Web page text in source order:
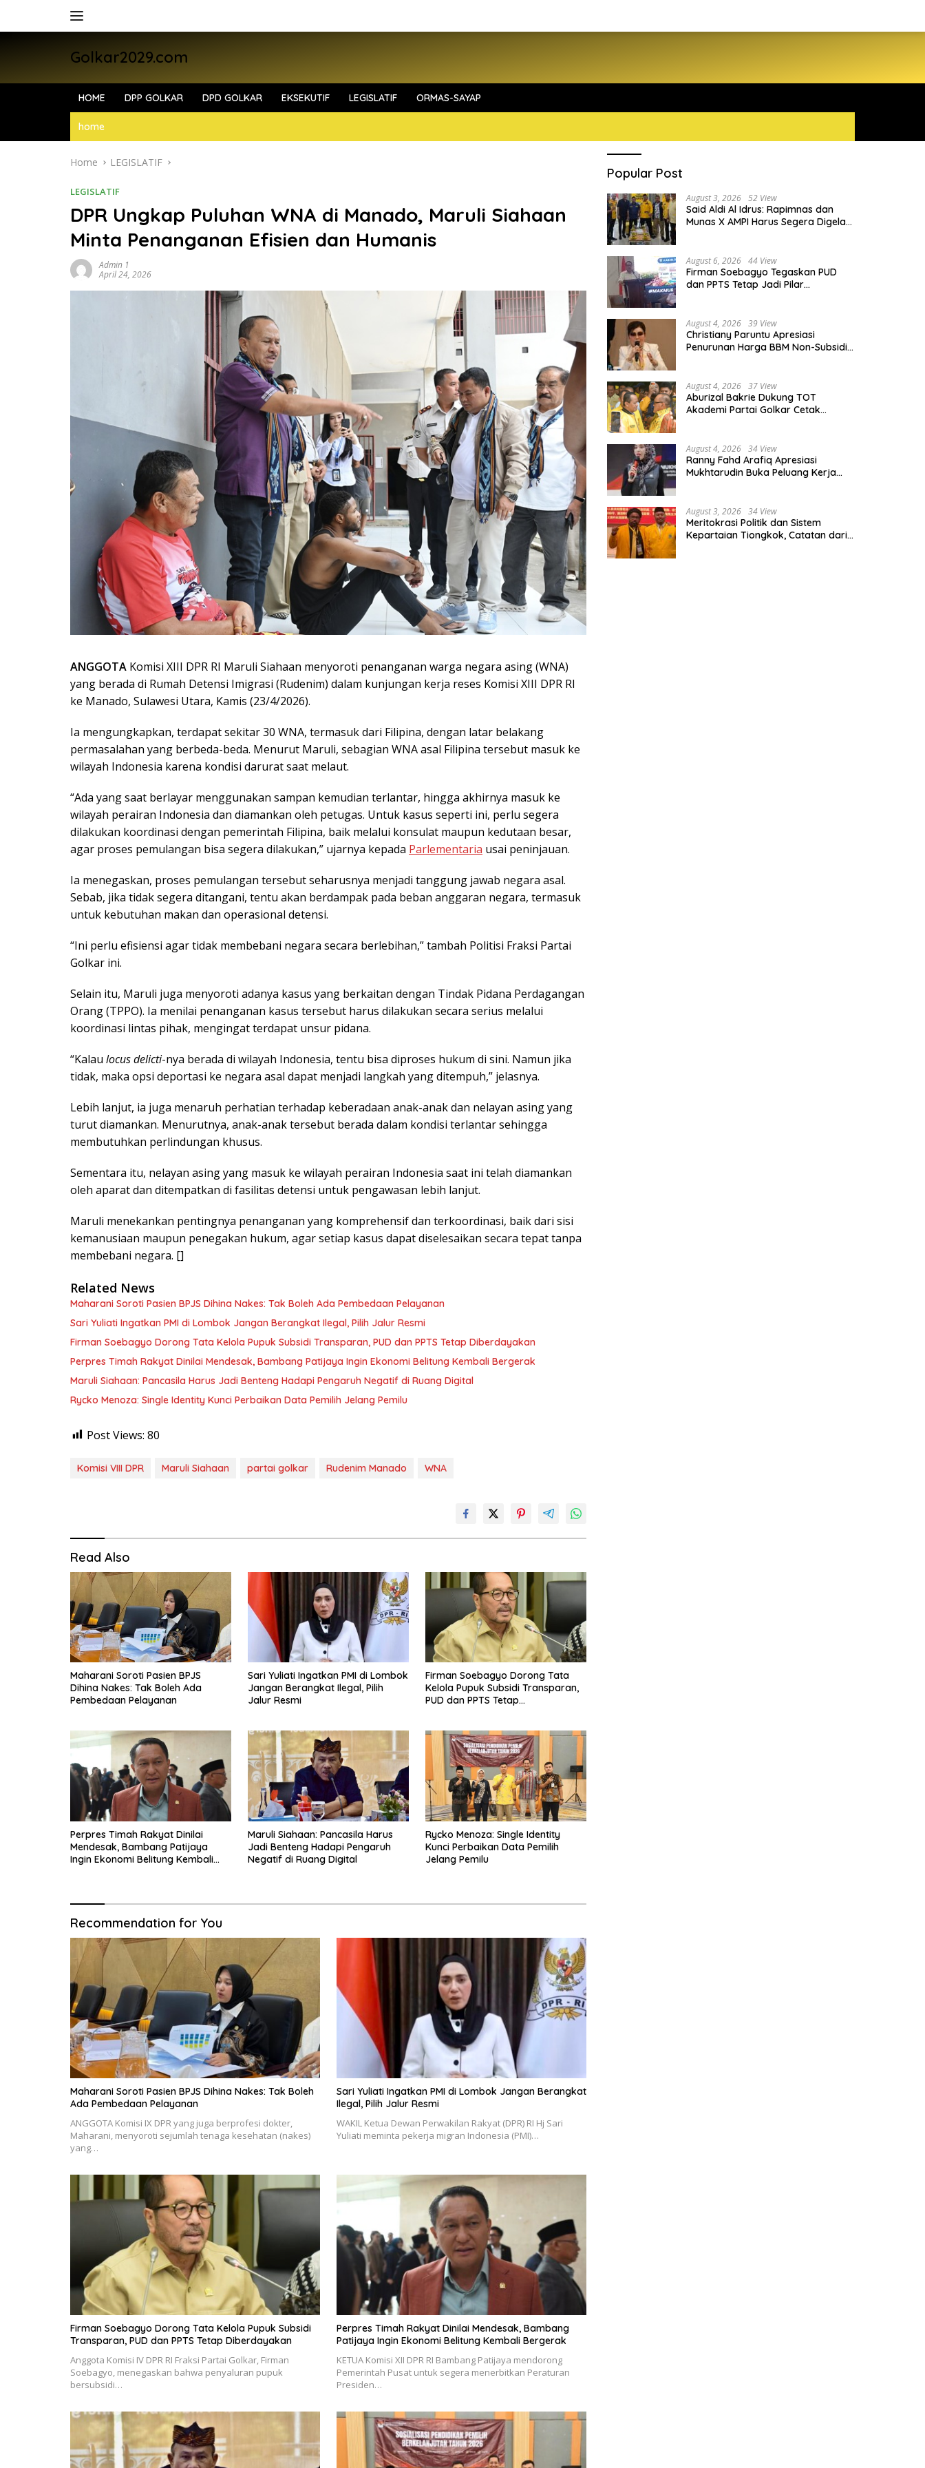
Golkar2029.com
HOME DPP GOLKAR DPD GOLKAR EKSEKUTIF LEGISLATIF ORMAS-SAYAP
home
Home LEGISLATIF
LEGISLATIF
DPR Ungkap Puluhan WNA di Manado, Maruli Siahaan
Minta Penanganan Efisien dan Humanis
Admin 1
April 24, 2026
ANGGOTA Komisi XIII DPR RI Maruli Siahaan menyoroti penanganan warga negara asing (WNA)
yang berada di Rumah Detensi Imigrasi (Rudenim) dalam kunjungan kerja reses Komisi XIII DPR RI
ke Manado, Sulawesi Utara, Kamis (23/4/2026).
Ia mengungkapkan, terdapat sekitar 30 WNA, termasuk dari Filipina, dengan latar belakang
permasalahan yang berbeda-beda. Menurut Maruli, sebagian WNA asal Filipina tersebut masuk ke
wilayah Indonesia karena kondisi darurat saat melaut.
“Ada yang saat berlayar menggunakan sampan kemudian terlantar, hingga akhirnya masuk ke
wilayah perairan Indonesia dan diamankan oleh petugas. Untuk kasus seperti ini, perlu segera
dilakukan koordinasi dengan pemerintah Filipina, baik melalui konsulat maupun kedutaan besar,
agar proses pemulangan bisa segera dilakukan,” ujarnya kepada Parlementaria usai peninjauan.
Ia menegaskan, proses pemulangan tersebut seharusnya menjadi tanggung jawab negara asal.
Sebab, jika tidak segera ditangani, tentu akan berdampak pada beban anggaran negara, termasuk
untuk kebutuhan makan dan operasional detensi.
“Ini perlu efisiensi agar tidak membebani negara secara berlebihan,” tambah Politisi Fraksi Partai
Golkar ini.
Selain itu, Maruli juga menyoroti adanya kasus yang berkaitan dengan Tindak Pidana Perdagangan
Orang (TPPO). Ia menilai penanganan kasus tersebut harus dilakukan secara serius melalui
koordinasi lintas pihak, mengingat terdapat unsur pidana.
“Kalau locus delicti-nya berada di wilayah Indonesia, tentu bisa diproses hukum di sini. Namun jika
tidak, maka opsi deportasi ke negara asal dapat menjadi langkah yang ditempuh,” jelasnya.
Lebih lanjut, ia juga menaruh perhatian terhadap keberadaan anak-anak dan nelayan asing yang
turut diamankan. Menurutnya, anak-anak tersebut berada dalam kondisi terlantar sehingga
membutuhkan perlindungan khusus.
Sementara itu, nelayan asing yang masuk ke wilayah perairan Indonesia saat ini telah diamankan
oleh aparat dan ditempatkan di fasilitas detensi untuk pengawasan lebih lanjut.
Maruli menekankan pentingnya penanganan yang komprehensif dan terkoordinasi, baik dari sisi
kemanusiaan maupun penegakan hukum, agar setiap kasus dapat diselesaikan secara tepat tanpa
membebani negara. []
Related News
Maharani Soroti Pasien BPJS Dihina Nakes: Tak Boleh Ada Pembedaan Pelayanan
Sari Yuliati Ingatkan PMI di Lombok Jangan Berangkat Ilegal, Pilih Jalur Resmi
Firman Soebagyo Dorong Tata Kelola Pupuk Subsidi Transparan, PUD dan PPTS Tetap Diberdayakan
Perpres Timah Rakyat Dinilai Mendesak, Bambang Patijaya Ingin Ekonomi Belitung Kembali Bergerak
Maruli Siahaan: Pancasila Harus Jadi Benteng Hadapi Pengaruh Negatif di Ruang Digital
Rycko Menoza: Single Identity Kunci Perbaikan Data Pemilih Jelang Pemilu
Post Views: 80
Komisi VIII DPR Maruli Siahaan partai golkar Rudenim Manado WNA
Read Also
Maharani Soroti Pasien BPJS
Dihina Nakes: Tak Boleh Ada
Pembedaan Pelayanan
Sari Yuliati Ingatkan PMI di Lombok
Jangan Berangkat Ilegal, Pilih
Jalur Resmi
Firman Soebagyo Dorong Tata
Kelola Pupuk Subsidi Transparan,
PUD dan PPTS Tetap
Perpres Timah Rakyat Dinilai
Mendesak, Bambang Patijaya
Ingin Ekonomi Belitung Kembali
Maruli Siahaan: Pancasila Harus
Jadi Benteng Hadapi Pengaruh
Negatif di Ruang Digital
Rycko Menoza: Single Identity
Kunci Perbaikan Data Pemilih
Jelang Pemilu
Recommendation for You
Maharani Soroti Pasien BPJS Dihina Nakes: Tak Boleh
Ada Pembedaan Pelayanan
ANGGOTA Komisi IX DPR yang juga berprofesi dokter,
Maharani, menyoroti sejumlah tenaga kesehatan (nakes)
yang…
Sari Yuliati Ingatkan PMI di Lombok Jangan Berangkat
Ilegal, Pilih Jalur Resmi
WAKIL Ketua Dewan Perwakilan Rakyat (DPR) RI Hj Sari
Yuliati meminta pekerja migran Indonesia (PMI)…
Firman Soebagyo Dorong Tata Kelola Pupuk Subsidi
Transparan, PUD dan PPTS Tetap Diberdayakan
Anggota Komisi IV DPR RI Fraksi Partai Golkar, Firman
Soebagyo, menegaskan bahwa penyaluran pupuk
bersubsidi…
Perpres Timah Rakyat Dinilai Mendesak, Bambang
Patijaya Ingin Ekonomi Belitung Kembali Bergerak
KETUA Komisi XII DPR RI Bambang Patijaya mendorong
Pemerintah Pusat untuk segera menerbitkan Peraturan
Presiden…
Popular Post
August 3, 2026 52 View
Said Aldi Al Idrus: Rapimnas dan
Munas X AMPI Harus Segera Digelar
August 6, 2026 44 View
Firman Soebagyo Tegaskan PUD
dan PPTS Tetap Jadi Pilar
August 4, 2026 39 View
Christiany Paruntu Apresiasi
Penurunan Harga BBM Non-Subsidi,
August 4, 2026 37 View
Aburizal Bakrie Dukung TOT
Akademi Partai Golkar Cetak
August 4, 2026 34 View
Ranny Fahd Arafiq Apresiasi
Mukhtarudin Buka Peluang Kerja
August 3, 2026 34 View
Meritokrasi Politik dan Sistem
Kepartaian Tiongkok, Catatan dari